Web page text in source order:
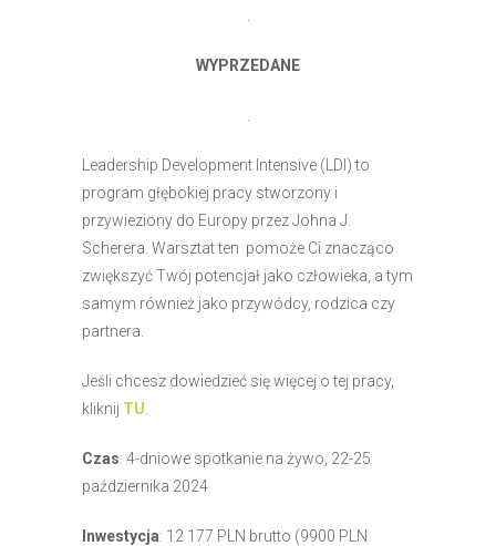
WYPRZEDANE
Leadership Development Intensive (LDI) to
program głębokiej pracy stworzony i
przywieziony do Europy przez Johna J.
Scherera. Warsztat ten pomoże Ci znacząco
zwiększyć Twój potencjał jako człowieka, a tym
samym również jako przywódcy, rodzica czy
partnera.
Jeśli chcesz dowiedzieć się więcej o tej pracy,
kliknij TU
Czas: 4-dniowe spotkanie na żywo, 22-25
października 2024
Inwestycja: 12 177 PLN brutto (9900 PLN